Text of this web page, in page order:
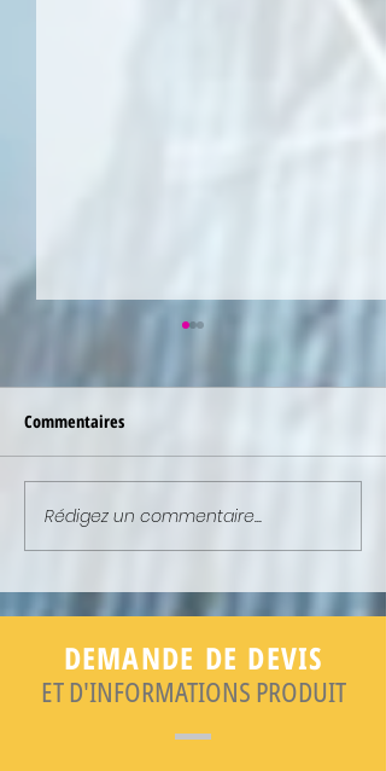
NEWSLETTER : ELLE EST EN
LIGNE !
Commentaires
Rédigez un commentaire...
DEMANDE DE DEVIS
ET D'INFORMATIONS PRODUIT